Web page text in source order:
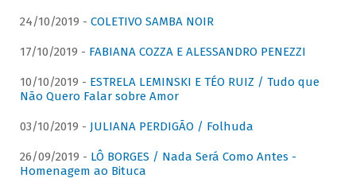
24/10/2019 - COLETIVO SAMBA NOIR
17/10/2019 - FABIANA COZZA E ALESSANDRO PENEZZI
10/10/2019 - ESTRELA LEMINSKI E TÉO RUIZ / Tudo que
Não Quero Falar sobre Amor
03/10/2019 - JULIANA PERDIGÃO / Folhuda
26/09/2019 - LÔ BORGES / Nada Será Como Antes -
Homenagem ao Bituca